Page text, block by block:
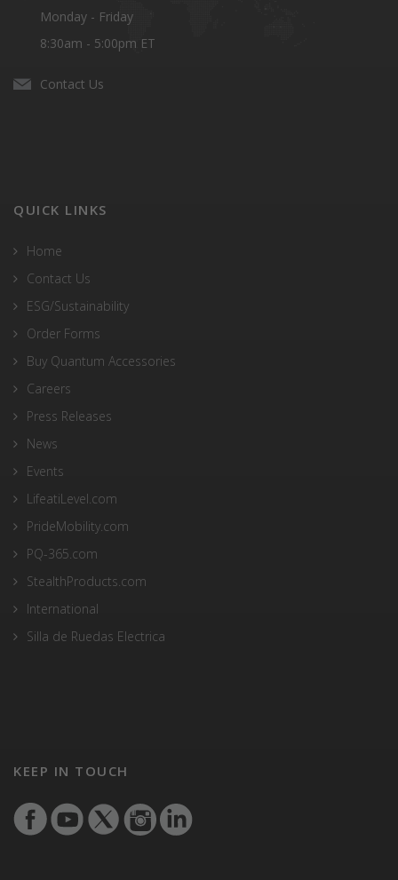
Monday - Friday
8:30am - 5:00pm ET
Contact Us
QUICK LINKS
Home
Contact Us
ESG/Sustainability
Order Forms
Buy Quantum Accessories
Careers
Press Releases
News
Events
LifeatiLevel.com
PrideMobility.com
PQ-365.com
StealthProducts.com
International
Silla de Ruedas Electrica
KEEP IN TOUCH